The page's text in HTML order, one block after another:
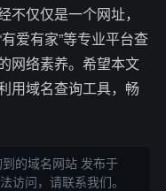
仅仅是一个网址，
爱有家”等专业平台查
网络素养。希望本文
用域名查询工具，畅
的域名网站 发布于
访问，请联系我们。